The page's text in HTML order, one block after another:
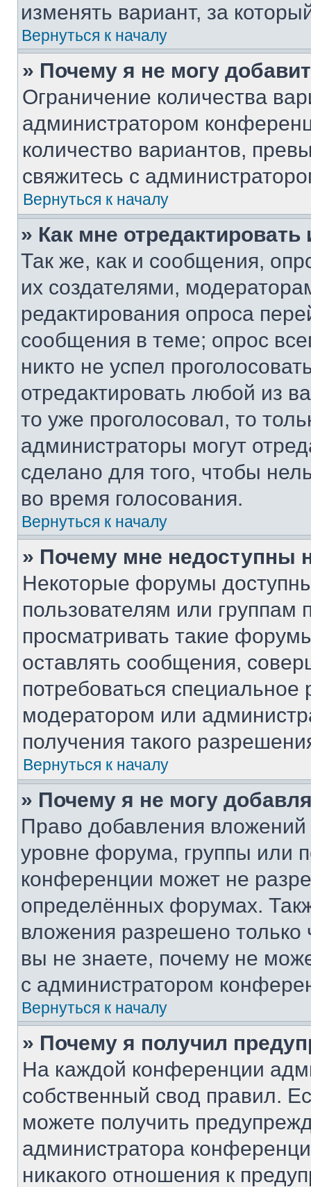
изменять вариант, за
Вернуться к началу
» Почему я не могу
Ограничение количества
администратором
количество вариантов,
свяжитесь с
Вернуться к началу
» Как мне
Так же, как и сообщения,
их создателями,
редактирования опроса
сообщения в теме; опрос
никто не успел
отредактировать любой из
то уже проголосовал, то
администраторы могут
сделано для того, чтобы
во время голосования.
Вернуться к началу
» Почему мне недоступны
Некоторые форумы
пользователям или группам
просматривать такие
оставлять сообщения,
потребоваться
модератором или
получения такого
Вернуться к началу
» Почему я не могу
Право добавления
уровне форума, группы или
конференции может не
определённых форумах.
вложения разрешено
вы не знаете, почему не
с администратором
Вернуться к началу
» Почему я получил
На каждой конференции
собственный свод правил.
можете получить
администратора
никакого отношения к